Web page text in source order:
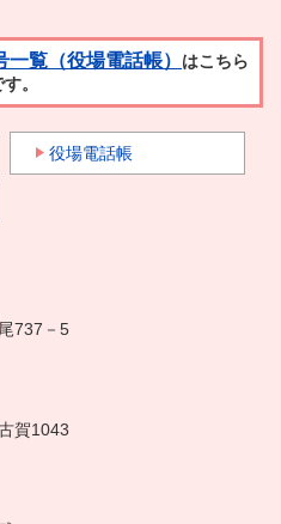
覧（役場電話帳） はこちら
。
役場電話帳
737－5
賀1043